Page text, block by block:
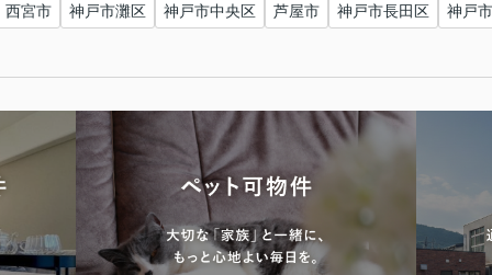
西宮市 神戸市灘区 神戸市中央区 芦屋市 神戸市長田区 神戸